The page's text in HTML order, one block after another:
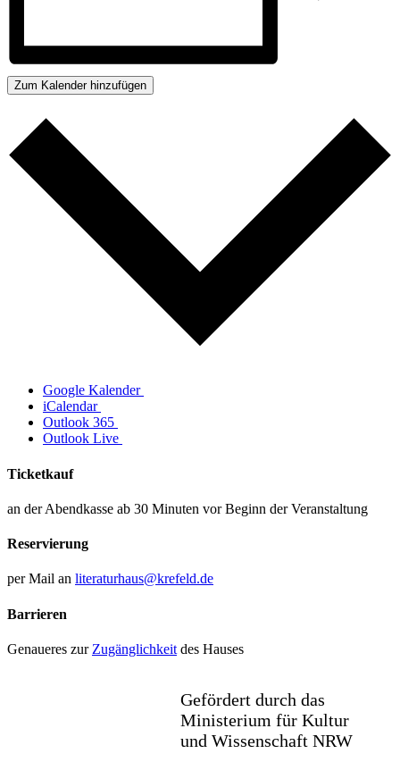
Zum Kalender hinzufügen
Google Kalender
iCalendar
Outlook 365
Outlook Live
Ticketkauf
an der Abendkasse ab 30 Minuten vor Beginn der Veranstaltung
Reservierung
per Mail an literaturhaus@krefeld.de
Barrieren
Genaueres zur Zugänglichkeit des Hauses
Gefördert durch das
Ministerium für Kultur
und Wissenschaft NRW